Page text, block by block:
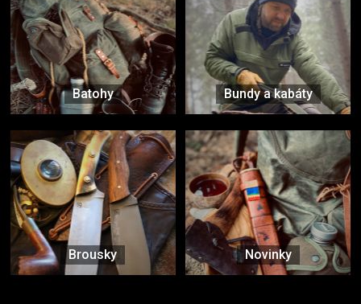
Batohy Bundy a kabáty
Brousky Novinky